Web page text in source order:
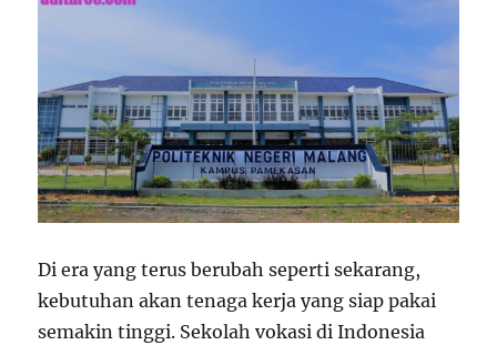
Di era yang terus berubah seperti sekarang,
kebutuhan akan tenaga kerja yang siap pakai
semakin tinggi. Sekolah vokasi di Indonesia